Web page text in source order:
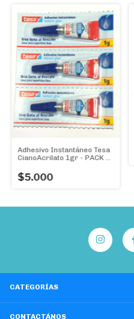
Adhesivo Instantáneo Tesa
CianoAcrilato 1gr - PACK 3
rescate!!
$5.000
CATEGORÍAS
CONTACTÁNOS